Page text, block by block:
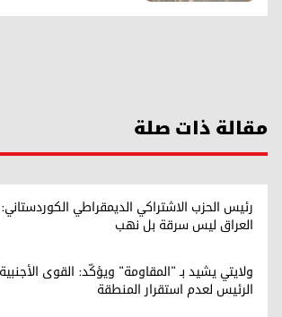
مقالة ذات صلة
رئيس الحزب الاشتراكي الديمقراطي
العراق ليس سرقة بل نهب
ولايتي يشيد بـ "المقاومة" ويؤكّد: القوى
الرئيس لعدم استقرار المنطقة